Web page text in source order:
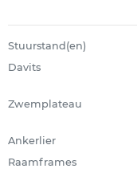
Stuurstand(en)
Davits
Zwemplateau
Ankerlier
Raamframes